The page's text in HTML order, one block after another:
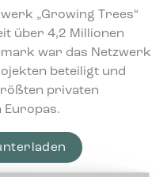
„Growing Trees“
über 4,2 Millionen
war das Netzwerk
beteiligt und
privaten